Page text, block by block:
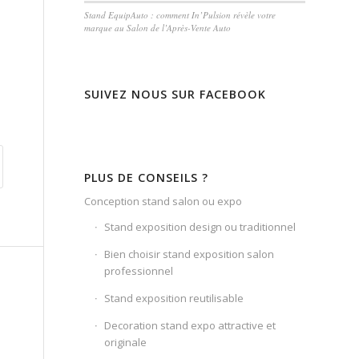
Stand EquipAuto : comment In’Pulsion révèle votre
marque au Salon de l’Après-Vente Auto
SUIVEZ NOUS SUR FACEBOOK
PLUS DE CONSEILS ?
Conception stand salon ou expo
Stand exposition design ou traditionnel
Bien choisir stand exposition salon
professionnel
Stand exposition reutilisable
Decoration stand expo attractive et
originale